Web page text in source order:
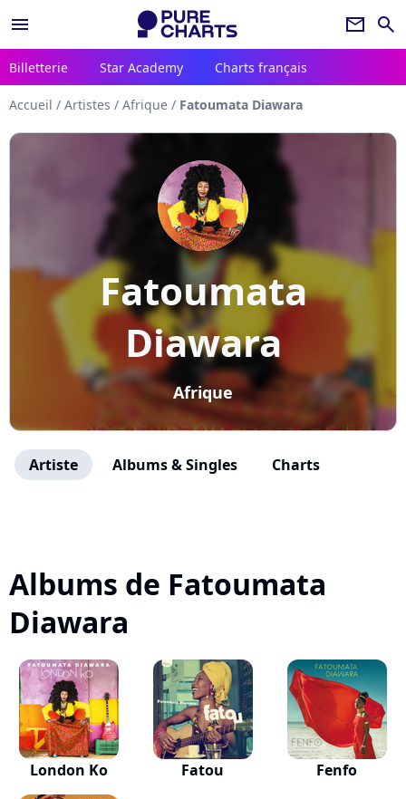
menu newsletter search
Billetterie Star Academy Charts français
Accueil / Artistes / Afrique / Fatoumata Diawara
Fatoumata
Diawara
Afrique
Artiste Albums & Singles Charts
Albums de Fatoumata
Diawara
London Ko Fatou Fenfo